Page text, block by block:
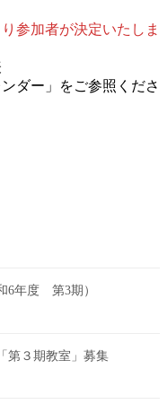
参加者が決定いたしま
ダー」をご参照くださ
6年度 第3期）
第３期教室」募集